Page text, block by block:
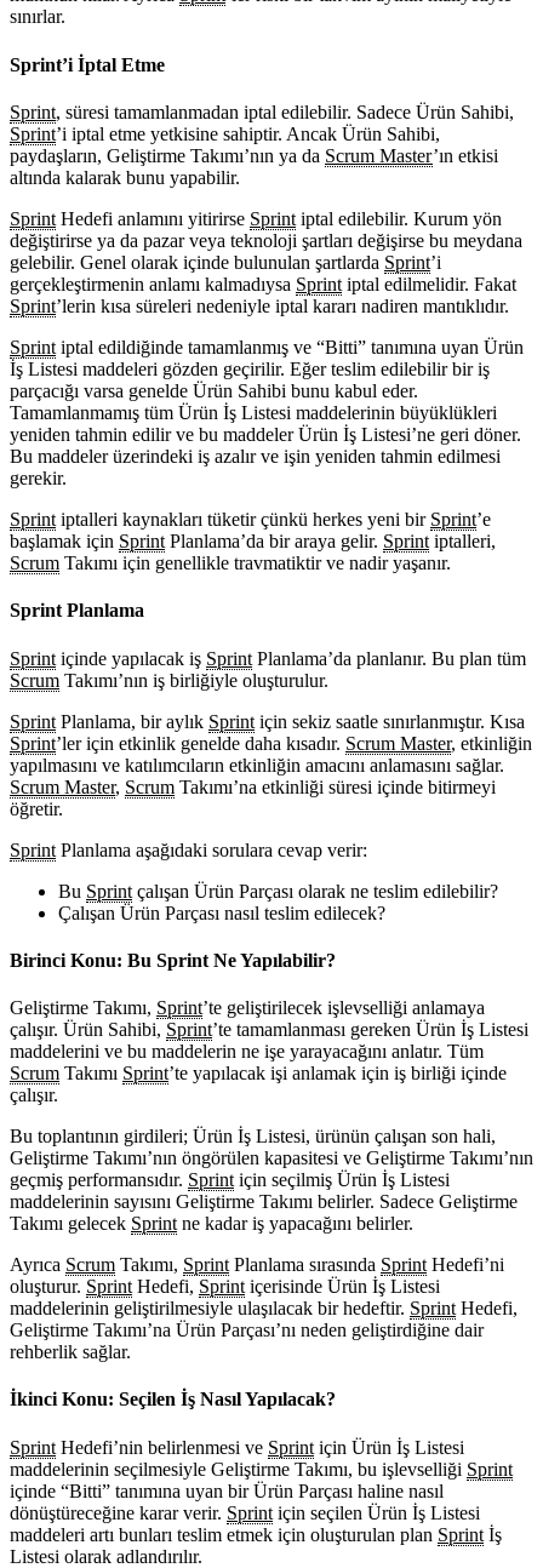
sınırlar.
Sprint’i İptal Etme
Sprint, süresi tamamlanmadan iptal edilebilir. Sadece Ürün Sahibi,
Sprint’i iptal etme yetkisine sahiptir. Ancak Ürün Sahibi,
paydaşların, Geliştirme Takımı’nın ya da Scrum Master’ın etkisi
altında kalarak bunu yapabilir.
Sprint Hedefi anlamını yitirirse Sprint iptal edilebilir. Kurum yön
değiştirirse ya da pazar veya teknoloji şartları değişirse bu meydana
gelebilir. Genel olarak içinde bulunulan şartlarda Sprint’i
gerçekleştirmenin anlamı kalmadıysa Sprint iptal edilmelidir. Fakat
Sprint’lerin kısa süreleri nedeniyle iptal kararı nadiren mantıklıdır.
Sprint iptal edildiğinde tamamlanmış ve “Bitti” tanımına uyan Ürün
İş Listesi maddeleri gözden geçirilir. Eğer teslim edilebilir bir iş
parçacığı varsa genelde Ürün Sahibi bunu kabul eder.
Tamamlanmamış tüm Ürün İş Listesi maddelerinin büyüklükleri
yeniden tahmin edilir ve bu maddeler Ürün İş Listesi’ne geri döner.
Bu maddeler üzerindeki iş azalır ve işin yeniden tahmin edilmesi
gerekir.
Sprint iptalleri kaynakları tüketir çünkü herkes yeni bir Sprint’e
başlamak için Sprint Planlama’da bir araya gelir. Sprint iptalleri,
Scrum Takımı için genellikle travmatiktir ve nadir yaşanır.
Sprint Planlama
Sprint içinde yapılacak iş Sprint Planlama’da planlanır. Bu plan tüm
Scrum Takımı’nın iş birliğiyle oluşturulur.
Sprint Planlama, bir aylık Sprint için sekiz saatle sınırlanmıştır. Kısa
Sprint’ler için etkinlik genelde daha kısadır. Scrum Master, etkinliğin
yapılmasını ve katılımcıların etkinliğin amacını anlamasını sağlar.
Scrum Master, Scrum Takımı’na etkinliği süresi içinde bitirmeyi
öğretir.
Sprint Planlama aşağıdaki sorulara cevap verir:
Bu Sprint çalışan Ürün Parçası olarak ne teslim edilebilir?
Çalışan Ürün Parçası nasıl teslim edilecek?
Birinci Konu: Bu Sprint Ne Yapılabilir?
Geliştirme Takımı, Sprint’te geliştirilecek işlevselliği anlamaya
çalışır. Ürün Sahibi, Sprint’te tamamlanması gereken Ürün İş Listesi
maddelerini ve bu maddelerin ne işe yarayacağını anlatır. Tüm
Scrum Takımı Sprint’te yapılacak işi anlamak için iş birliği içinde
çalışır.
Bu toplantının girdileri; Ürün İş Listesi, ürünün çalışan son hali,
Geliştirme Takımı’nın öngörülen kapasitesi ve Geliştirme Takımı’nın
geçmiş performansıdır. Sprint için seçilmiş Ürün İş Listesi
maddelerinin sayısını Geliştirme Takımı belirler. Sadece Geliştirme
Takımı gelecek Sprint ne kadar iş yapacağını belirler.
Ayrıca Scrum Takımı, Sprint Planlama sırasında Sprint Hedefi’ni
oluşturur. Sprint Hedefi, Sprint içerisinde Ürün İş Listesi
maddelerinin geliştirilmesiyle ulaşılacak bir hedeftir. Sprint Hedefi,
Geliştirme Takımı’na Ürün Parçası’nı neden geliştirdiğine dair
rehberlik sağlar.
İkinci Konu: Seçilen İş Nasıl Yapılacak?
Sprint Hedefi’nin belirlenmesi ve Sprint için Ürün İş Listesi
maddelerinin seçilmesiyle Geliştirme Takımı, bu işlevselliği Sprint
içinde “Bitti” tanımına uyan bir Ürün Parçası haline nasıl
dönüştüreceğine karar verir. Sprint için seçilen Ürün İş Listesi
maddeleri artı bunları teslim etmek için oluşturulan plan Sprint İş
Listesi olarak adlandırılır.